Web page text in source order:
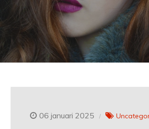
06 januari 2025